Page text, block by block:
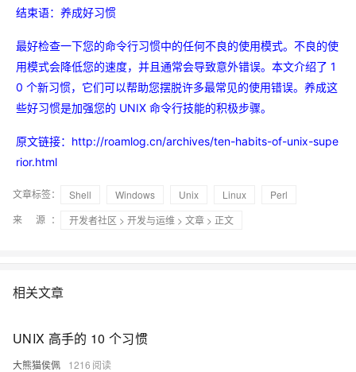
结束语：养成好习惯
最好检查一下您的命令行习惯中的任何不良的使用模式。不良的使
用模式会降低您的速度，并且通常会导致意外错误。本文介绍了 1
0 个新习惯，它们可以帮助您摆脱许多最常见的使用错误。养成这
些好习惯是加强您的 UNIX 命令行技能的积极步骤。
原文链接： http://roamlog.cn/archives/ten-habits-of-unix-supe
rior.html
文章标签： Shell Windows Unix Linux
Perl
来 源：
开发者社区 > 开发与运维 > 文章 > 正文
相关文章
UNIX 高手的 10 个习惯
大熊猫侯佩 1216